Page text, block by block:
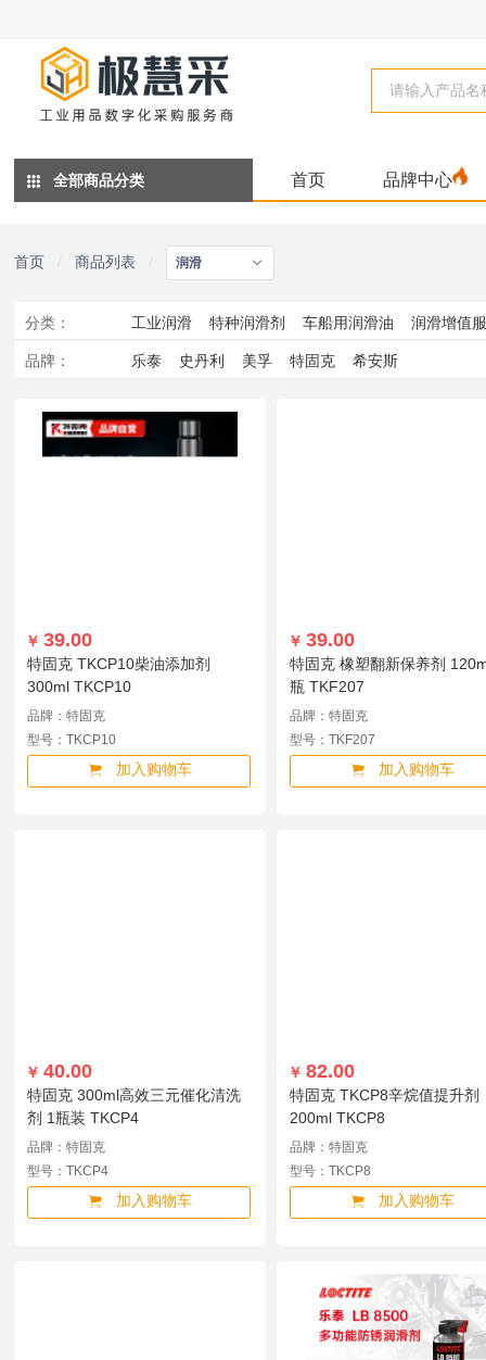
全部商品分类 首页 品牌中心
首页 商品列表 润滑
分类 ： 工业润滑 特种润滑剂 车船用润滑油 润滑增值
品牌 ： 乐泰 史丹利 美孚 特固克 希安斯
￥ 39.00
特固克 TKCP10柴油添加剂
300ml TKCP10
品牌：特固克
型号：TKCP10
加入购物车
￥ 39.00
特固克 橡塑翻新保养剂
瓶 TKF207
品牌：特固克
型号：TKF207
加入购物车
￥ 40.00
特固克 300ml高效三元催化清洗
剂 1瓶装 TKCP4
品牌：特固克
型号：TKCP4
加入购物车
￥ 82.00
特固克 TKCP8辛烷值提升剂
200ml TKCP8
品牌：特固克
型号：TKCP8
加入购物车